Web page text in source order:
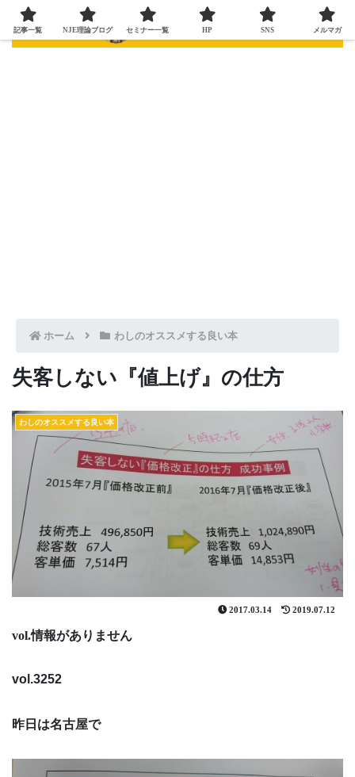
ホーム わしのオススメする良い本
失客しない『値上げ』の仕方
わしのオススメする良い本
2017.03.14 2019.07.12
vol.情報がありません
vol.3252
昨日は名古屋で
記事一覧 NJE理論ブログ セミナー一覧 HP SNS メルマガ